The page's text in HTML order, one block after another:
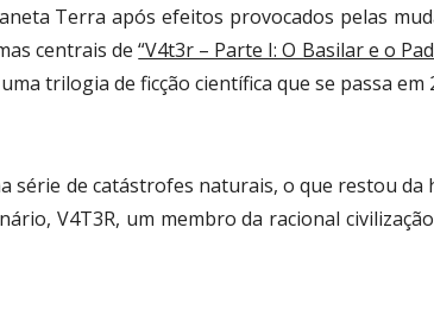
Terra após efeitos provocados pelas
centrais de“V4t3r – Parte I: O Basilar e o
trilogia de ficção científica que se passa em
série de catástrofes naturais, o que restou
V4T3R, um membro da racional